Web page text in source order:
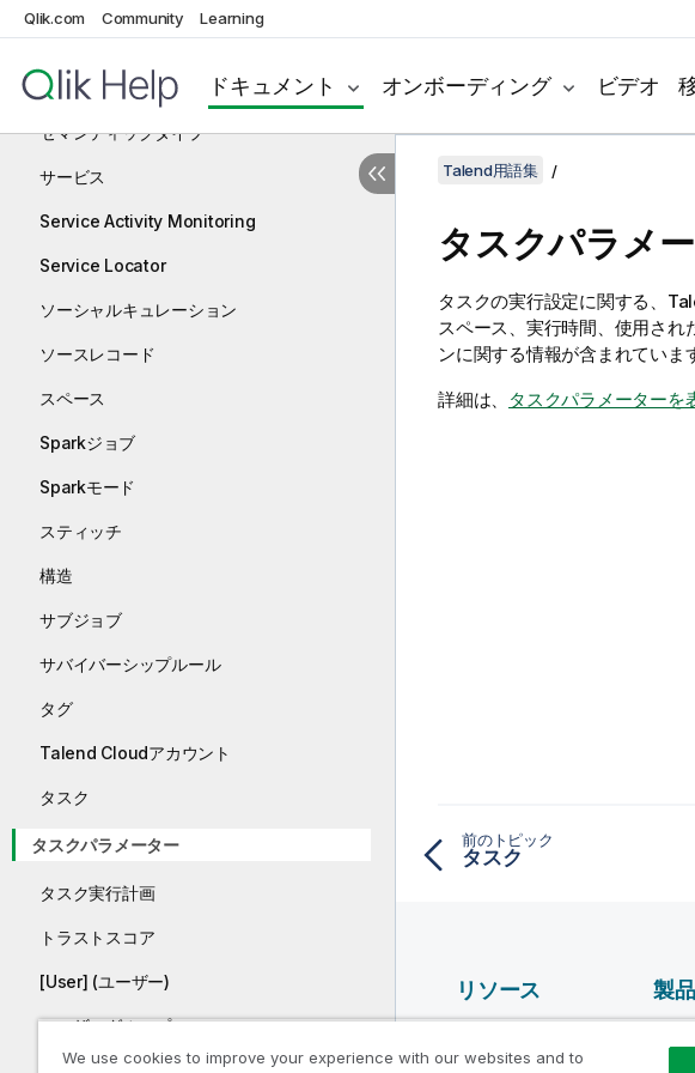
Qlik.com Community Learning
ドキュメント オンボーディング ビデオ
シート
セマンティック来歴
セマンティックタイプ
サービス
Service Activity Monitoring
Service Locator
ソーシャルキュレーション
ソースレコード
スペース
Sparkジョブ
Sparkモード
スティッチ
構造
サブジョブ
サバイバーシップルール
タグ
Talend Cloudアカウント
タスク
タスクパラメーター
タスク実行計画
トラストスコア
[User] (ユーザー)
ユーザーグループ
Talend用語集
タスクパラメ
タスクの実行設定に関する、
スペース、実行時間、使用され
ンに関する情報が含まれていま
詳細は、
タスクパラメーターを
前のトピック
タスク
リソース
Qlik Developer
製
品質
We use cookies to improve your experience with our websites and to